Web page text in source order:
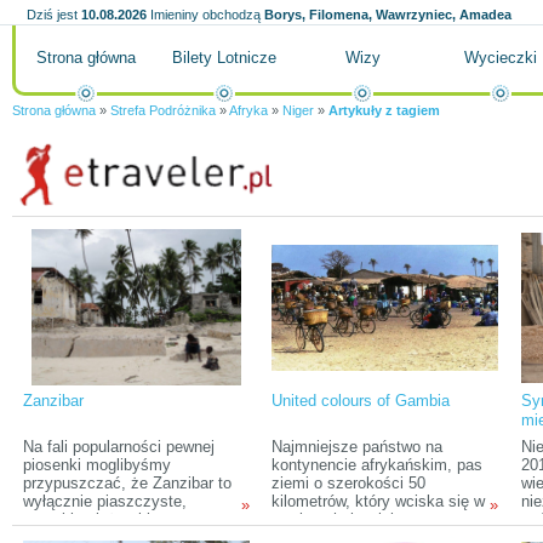
Dziś jest 10.08.2026 Imieniny obchodzą Borys, Filomena, Wawrzyniec, Amadea
Strona główna Bilety Lotnicze Wizy Wycieczki
Strona główna » Strefa Podróżnika »Afryka » Niger » Artykuły z tagiem
Zanzibar
Na fali popularności pewnej
piosenki moglibyśmy
przypuszczać, że Zanzibar to
wyłącznie piaszczyste,
szerokie plaże oblegane przez
turystów różnej maści. Czego
»
United colours of Gambia
Najmniejsze państwo na
kontynencie afrykańskim, pas
ziemi o szerokości 50
kilometrów, który wciska się w
powierzchnię większego
»